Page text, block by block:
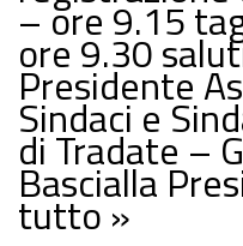
– ore 9.15
ore 9.30
Presidente
Sindaci e
di Tradate –
Bascialla
tutto »